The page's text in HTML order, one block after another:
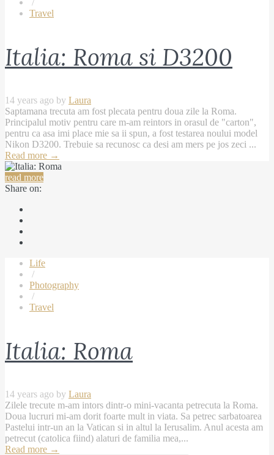
Travel
Italia: Roma si D3200
14 years ago by Laura
Saptamana trecuta am fost plecata pentru doua zile la Roma.
Principalul motiv pentru care m-am reintors in orasul de "carton",
pentru ca asa imi place mie sa ii spun, a fost testarea noului model
Nikon D3200. Trebuie sa recunosc ca desi am mers pe jos zeci ...
Read more →
read more
Share on:
Life
/
Photography
/
Travel
Italia: Roma
14 years ago by Laura
Zilele trecute m-am intors dintr-o mini-vacanta petrecuta la Roma.
Doua lucruri mi-am dorit foarte mult in viata. Sa petrec sarbatoarea
Pastelui intr-un an la Vatican si in altul la Ierusalim. Anul acesta am
petrecut (catolica fiind) alaturi de familia mea,...
Read more →